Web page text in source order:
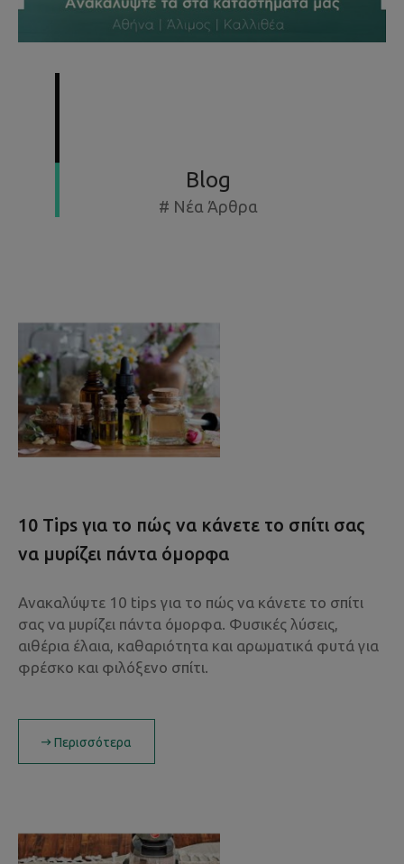
Blog
# Νέα Άρθρα
10 Tips για το πώς να κάνετε το σπίτι σας
να μυρίζει πάντα όμορφα
Ανακαλύψτε 10 tips για το πώς να κάνετε το σπίτι
σας να μυρίζει πάντα όμορφα. Φυσικές λύσεις,
αιθέρια έλαια, καθαριότητα και αρωματικά φυτά για
φρέσκο και φιλόξενο σπίτι.
Περισσότερα